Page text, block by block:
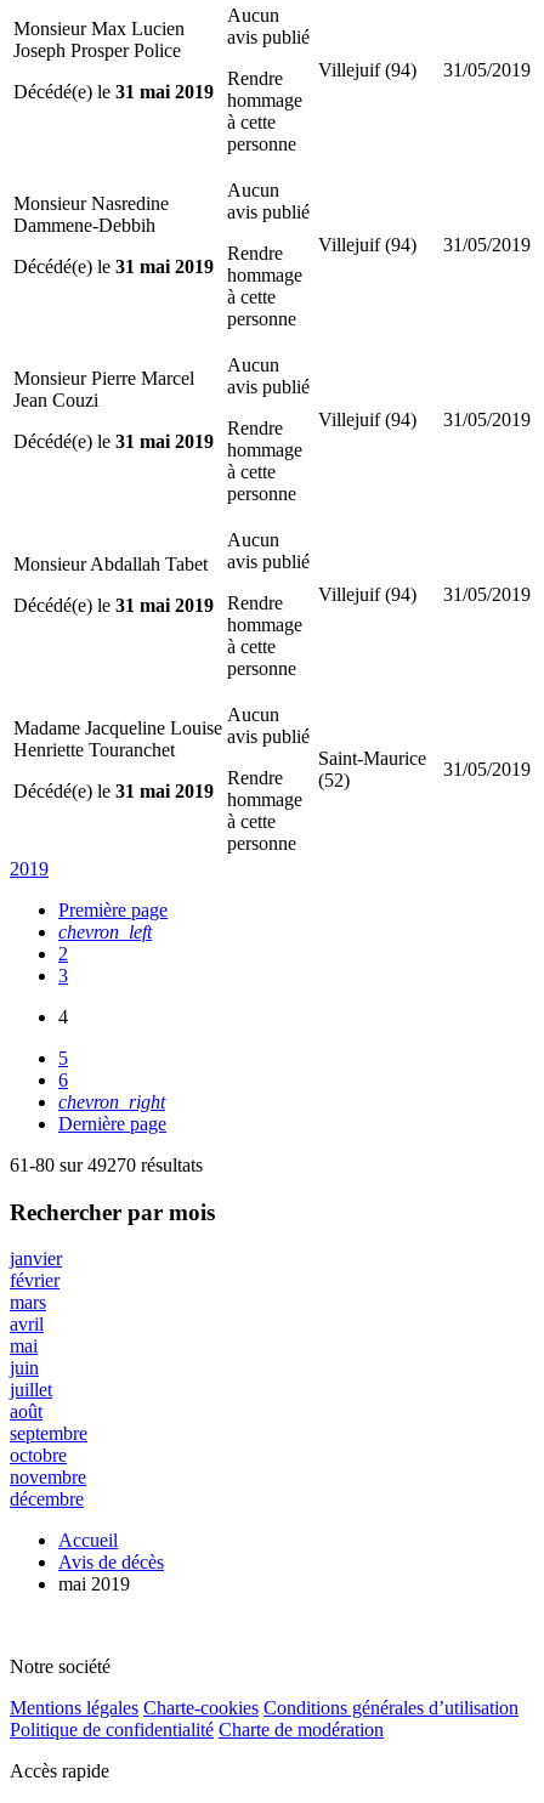
Monsieur Max Lucien
Joseph Prosper Police
Décédé(e) le 31 mai 2019
Aucun
avis publié
Rendre
hommage
à cette
personne
Villejuif (94) 31/05/2019
Monsieur Nasredine
Dammene-Debbih
Décédé(e) le 31 mai 2019
Aucun
avis publié
Rendre
hommage
à cette
personne
Villejuif (94) 31/05/2019
Monsieur Pierre Marcel
Jean Couzi
Décédé(e) le 31 mai 2019
Aucun
avis publié
Rendre
hommage
à cette
personne
Villejuif (94) 31/05/2019
Monsieur Abdallah Tabet
Décédé(e) le 31 mai 2019
Aucun
avis publié
Rendre
hommage
à cette
personne
Villejuif (94) 31/05/2019
Madame Jacqueline Louise
Henriette Touranchet
Décédé(e) le 31 mai 2019
Aucun
avis publié
Rendre
hommage
à cette
personne
Saint-Maurice
(52)
31/05/2019
2019
Première page
chevron_left
2
3
4
5
6
chevron_right
Dernière page
61-80 sur 49270 résultats
Rechercher par mois
janvier
février
mars
avril
mai
juin
juillet
août
septembre
octobre
novembre
décembre
Accueil
Avis de décès
mai 2019
Notre société
Mentions légales Charte-cookies Conditions générales d’utilisation
Politique de confidentialité Charte de modération
Accès rapide